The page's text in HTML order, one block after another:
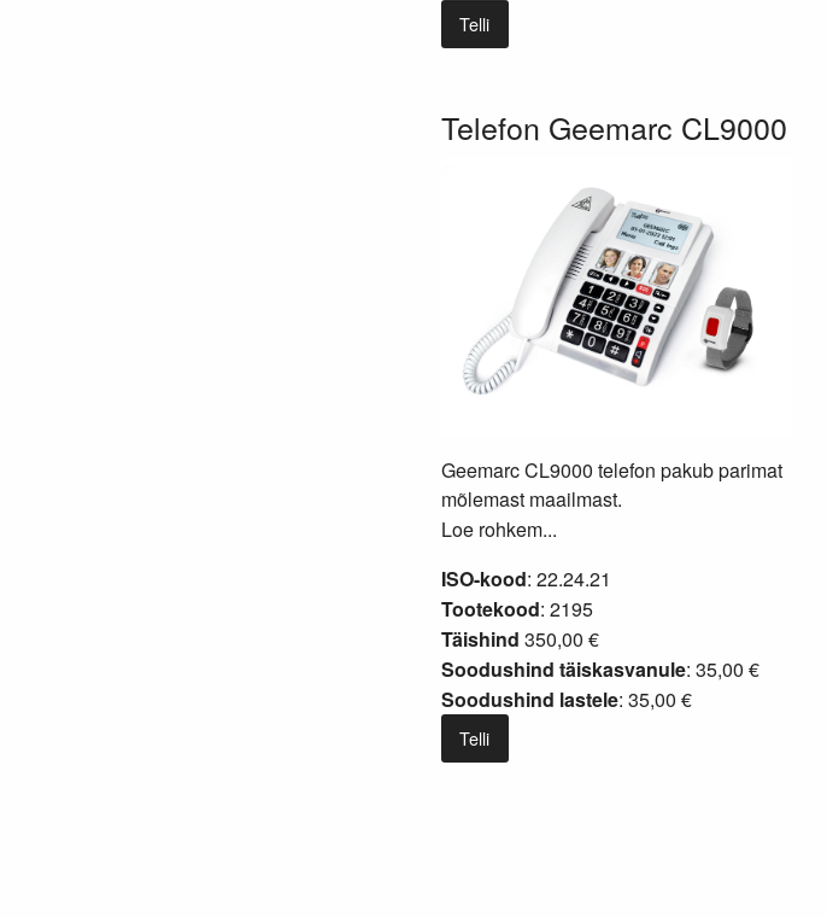
Telli
Telefon Geemarc CL9000
Geemarc CL9000 telefon pakub parimat
mõlemast maailmast.
Loe rohkem...
ISO-kood: 22.24.21
Tootekood: 2195
Täishind 350,00 €
Soodushind täiskasvanule: 35,00 €
Soodushind lastele: 35,00 €
Telli